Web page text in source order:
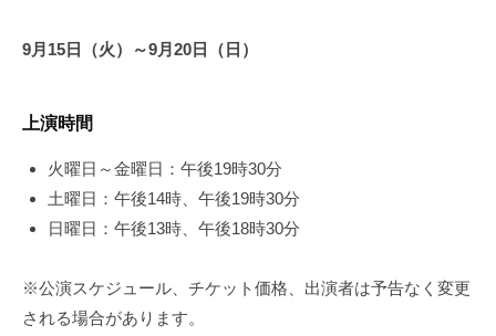
9月15日（火）～9月20日（日）
上演時間
火曜日～金曜日：午後19時30分
土曜日：午後14時、午後19時30分
日曜日：午後13時、午後18時30分
※公演スケジュール、チケット価格、出演者は予告なく変更
される場合があります。